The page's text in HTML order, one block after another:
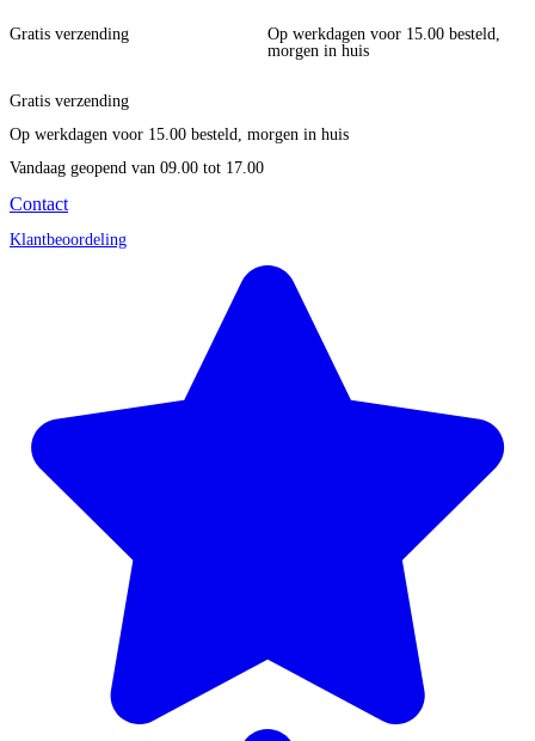
Gratis verzending
Op werkdagen voor 15.00 besteld,
morgen in huis
Gratis verzending
Op werkdagen voor 15.00 besteld, morgen in huis
Vandaag geopend van 09.00 tot 17.00
Contact
Klantbeoordeling